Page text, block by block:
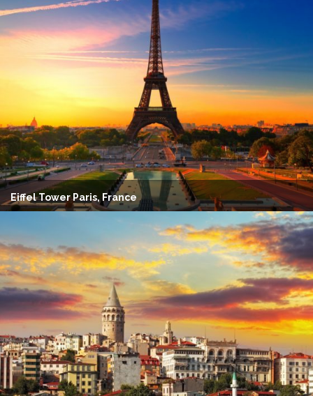
Eiffel Tower Paris, France